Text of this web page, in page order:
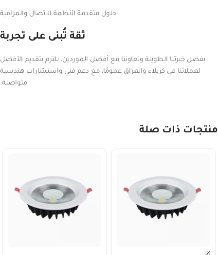
حلول متقدمة لأنظمة الاتصال والمراقبة
ثقة تُبنى على تجربة
بفضل خبرتنا الطويلة وتعاوننا مع أفضل الموردين، نلتزم بتقديم الأفضل
لعملائنا في كربلاء والعراق عمومًا، مع دعم فني واستشارات هندسية
متواصلة.
منتجات ذات صلة